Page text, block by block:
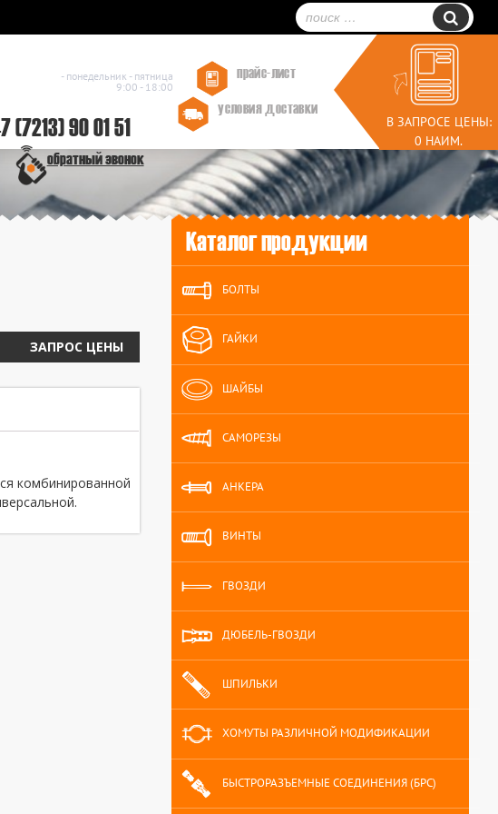
прайс-лист
условия доставки
- понедельник - пятница
9:00 - 18:00
(7213) 90 01 51
обратный звонок
В ЗАПРОСЕ ЦЕНЫ:
0 НАИМ.
ЗАПРОС ЦЕНЫ
комбинированной
Каталог продукции
БОЛТЫ
ГАЙКИ
ШАЙБЫ
САМОРЕЗЫ
АНКЕРА
ВИНТЫ
ГВОЗДИ
ДЮБЕЛЬ-ГВОЗДИ
ШПИЛЬКИ
ХОМУТЫ РАЗЛИЧНОЙ МОДИФИКАЦИИ
БЫСТРОРАЗЪЕМНЫЕ СОЕДИНЕНИЯ (БРС)